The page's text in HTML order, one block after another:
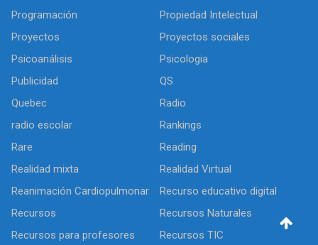
Programación
Propiedad Intelectual
Proyectos
Proyectos sociales
Psicoanálisis
Psicologia
Publicidad
QS
Quebec
Radio
radio escolar
Rankings
Rare
Reading
Realidad mixta
Realidad Virtual
Reanimación Cardiopulmonar
Recurso educativo digital
Recursos
Recursos Naturales
Recursos para profesores
Recursos TIC